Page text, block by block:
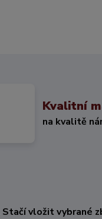
Kvalitní
na kvalitě
vložit vybrané